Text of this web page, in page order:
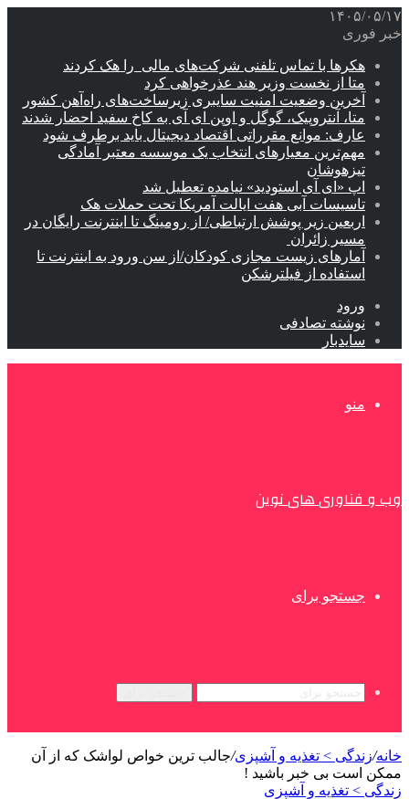
۱۴۰۵/۰۵/۱۷
خبر فوری
هکرها با تماس تلفنی شرکت‌های مالی را هک کردند
متا از نخست وزیر هند عذرخواهی کرد
آخرین وضعیت امنیت سایبری زیرساخت‌های راه‌آهن کشور
متا، آنتروپیک، گوگل و اوپن ای آی به کاخ سفید احضار شدند
عارف: موانع مقرراتی اقتصاد دیجیتال باید برطرف شود
مهم‌ترین معیارهای انتخاب یک موسسه معتبر آمادگی
تیزهوشان
اپ «ای آی استودید» نیامده تعطیل شد
تاسیسات آبی هفت ایالت آمریکا تحت حملات هک
اربعین زیر پوشش ارتباطی/ از رومینگ تا اینترنت رایگان در
مسیر زائران
آمارهای زیست مجازی کودکان/از سن ورود به اینترنت تا
استفاده از فیلترشکن
ورود
نوشته تصادفی
سایدبار
منو
وب و فناوری های نوین
جستجو برای
خانه/زندگی > تغذیه و آشپزی/جالب ترین خواص لواشک که از آن
ممکن است بی خبر باشید !
زندگی > تغذیه و آشپزی